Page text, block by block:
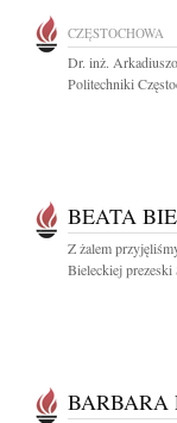
CZĘSTOCHOWA
Dr. inż.
Politechniki
BEATA
Z żalem
Bieleckiej prezeski
BARBARA